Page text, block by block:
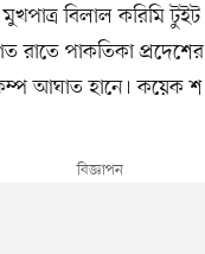
বিলাল করিমি
রাতে পাকতিকা
আঘাত হানে। কয়েক